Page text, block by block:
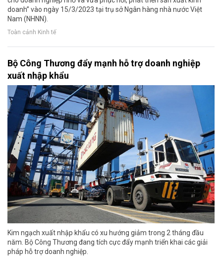
doanh” vào ngày 15/3/2023 tại trụ sở Ngân hàng nhà nước Việt
Nam (NHNN).
Toàn cảnh Kinh tế
Bộ Công Thương đẩy mạnh hỗ trợ doanh nghiệp
xuất nhập khẩu
Kim ngạch xuất nhập khẩu có xu hướng giảm trong 2 tháng đầu
năm. Bộ Công Thương đang tích cực đẩy mạnh triển khai các giải
pháp hỗ trợ doanh nghiệp.